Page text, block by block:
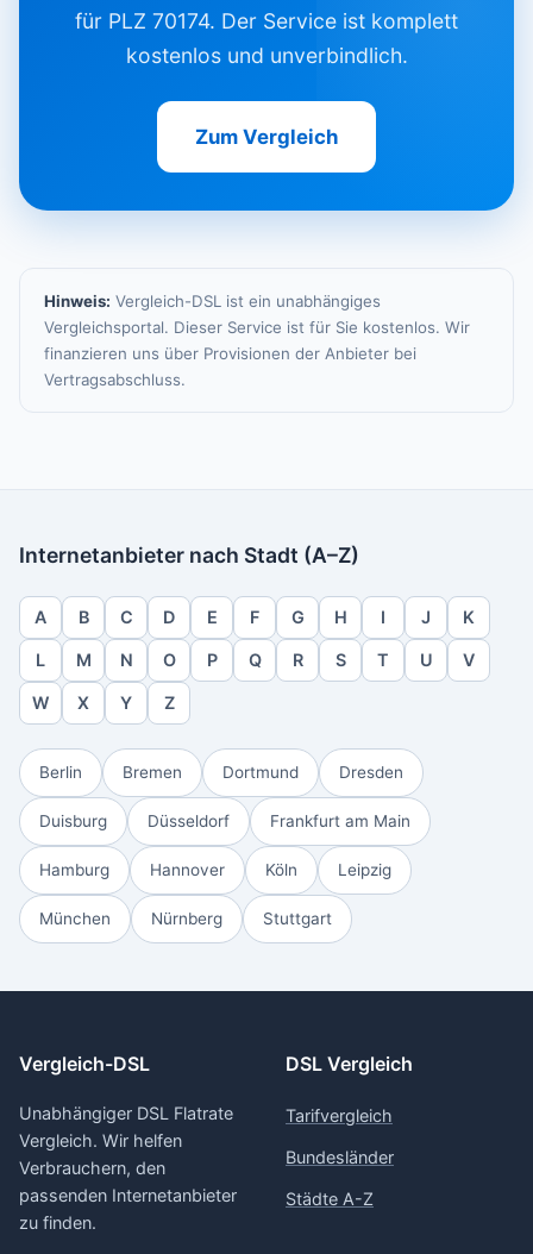
für PLZ 70174. Der Service ist komplett
kostenlos und unverbindlich.
Zum Vergleich
Hinweis: Vergleich-DSL ist ein unabhängiges
Vergleichsportal. Dieser Service ist für Sie kostenlos. Wir
finanzieren uns über Provisionen der Anbieter bei
Vertragsabschluss.
Internetanbieter nach Stadt (A–Z)
A B C D E F G H I J K
L M N O P Q R S T U V
W X Y Z
Berlin Bremen Dortmund Dresden
Duisburg Düsseldorf Frankfurt am Main
Hamburg Hannover Köln Leipzig
München Nürnberg Stuttgart
Vergleich-DSL
Unabhängiger DSL Flatrate
Vergleich. Wir helfen
Verbrauchern, den
passenden Internetanbieter
zu finden.
DSL Vergleich
Tarifvergleich
Bundesländer
Städte A-Z